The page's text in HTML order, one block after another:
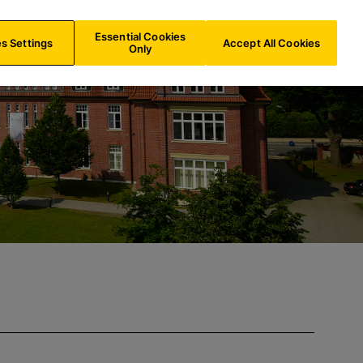
CH/DE
Settings
Essential Cookies
Only
Accept All Cookies